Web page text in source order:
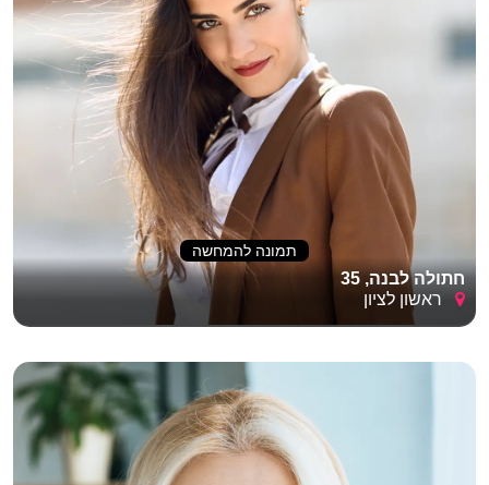
תמונה להמחשה
חתולה לבנה, 35
ראשון לציון